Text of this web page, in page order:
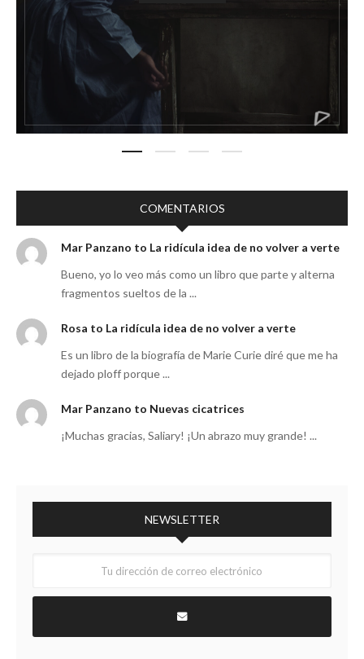
COMENTARIOS
Mar Panzano to La ridícula idea de no volver a verte
Bueno, yo lo veo más como un libro que parte y alterna
fragmentos sueltos de la ...
Rosa to La ridícula idea de no volver a verte
Es un libro de la biografía de Marie Curie diré que me ha
dejado ploff porque ...
Mar Panzano to Nuevas cicatrices
¡Muchas gracias, Saliary! ¡Un abrazo muy grande! ...
NEWSLETTER